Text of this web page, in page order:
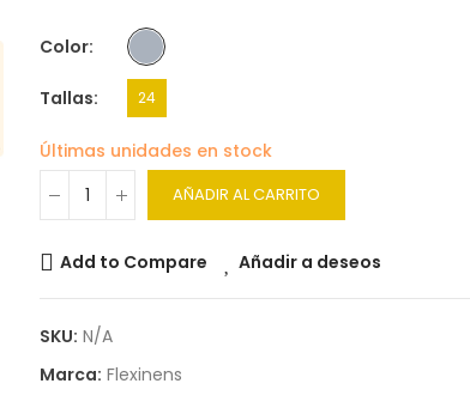
Color
Tallas 24
Últimas unidades en stock
AÑADIR AL CARRITO
Add to Compare Añadir a deseos
SKU: N/A
Marca: Flexinens